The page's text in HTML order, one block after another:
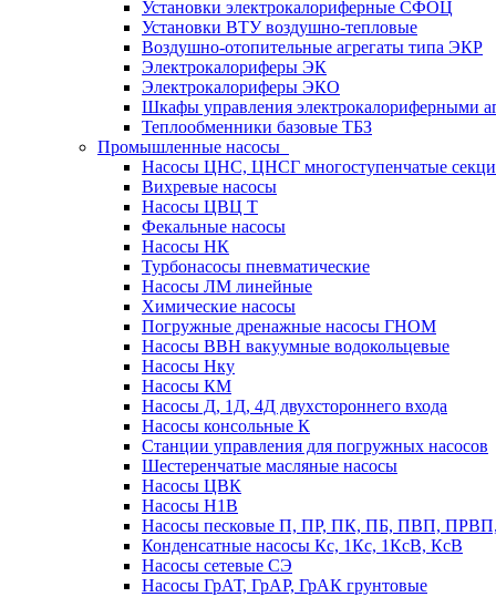
Установки электрокалориферные СФОЦ
Установки ВТУ воздушно-тепловые
Воздушно-отопительные агрегаты типа ЭКР
Электрокалориферы ЭК
Электрокалориферы ЭКО
Шкафы управления электрокалориферными
Теплообменники базовые ТБЗ
Промышленные насосы
Насосы ЦНС, ЦНСГ многоступенчатые
Вихревые насосы
Насосы ЦВЦ Т
Фекальные насосы
Насосы НК
Турбонасосы пневматические
Насосы ЛМ линейные
Химические насосы
Погружные дренажные насосы ГНОМ
Насосы ВВН вакуумные водокольцевые
Насосы Нку
Насосы КМ
Насосы Д, 1Д, 4Д двухстороннего входа
Насосы консольные К
Станции управления для погружных насосов
Шестеренчатые масляные насосы
Насосы ЦВК
Насосы Н1В
Насосы песковые П, ПР, ПК, ПБ, ПВП,
Конденсатные насосы Кс, 1Кс, 1КсВ, КсВ
Насосы сетевые СЭ
Насосы ГрАТ, ГрАР, ГрАК грунтовые